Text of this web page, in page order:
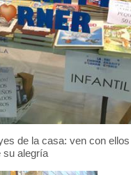
de la casa: ven con
su alegría